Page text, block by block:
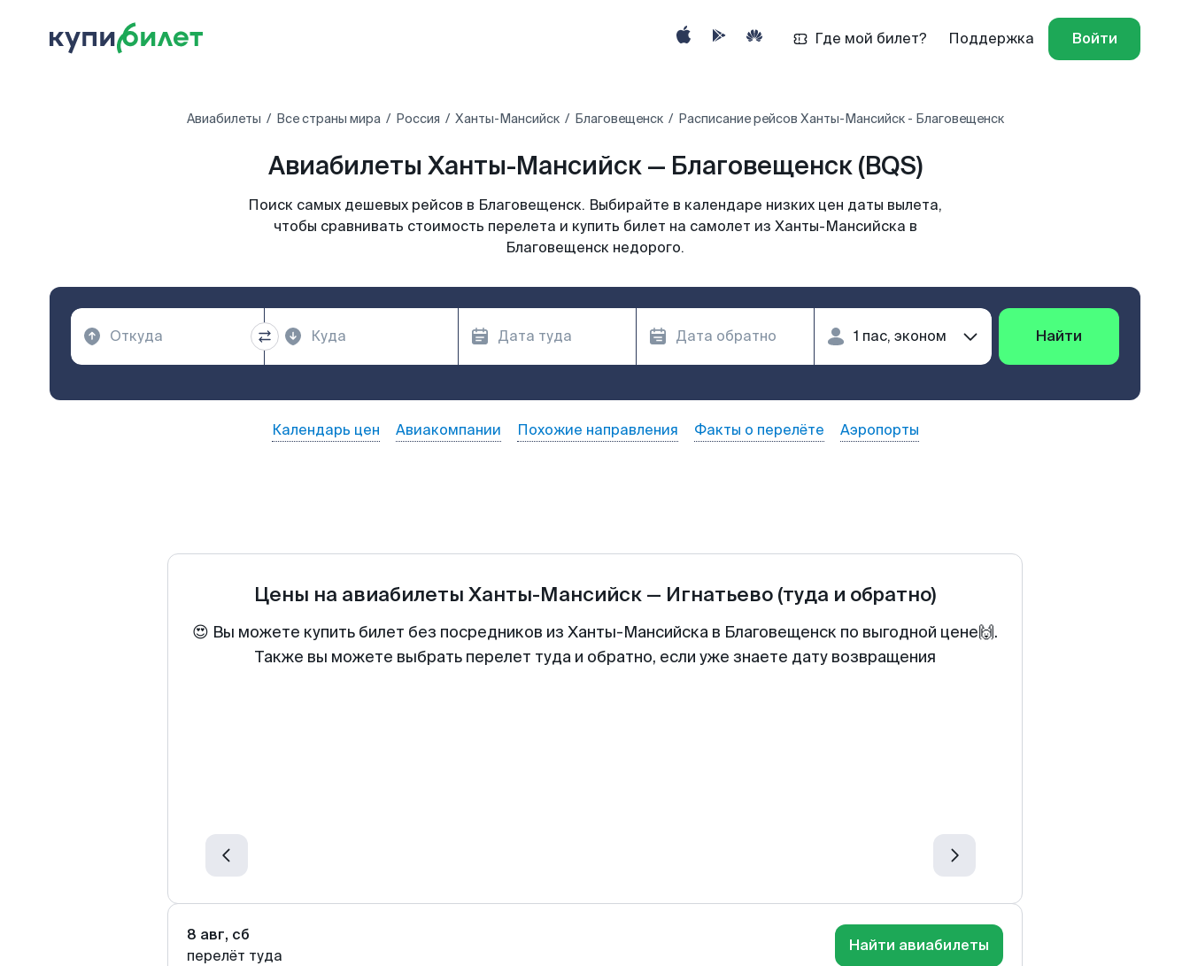
Где мой билет? Поддержка Войти
Авиабилеты Все страны мира Россия Ханты-Мансийск Благовещенск Расписание рейсов Ханты-Мансийск - Благовещенск
Авиабилеты Ханты-Мансийск — Благовещенск (BQS)
Поиск самых дешевых рейсов в Благовещенск. Выбирайте в календаре низких цен даты вылета,
чтобы сравнивать стоимость перелета и купить билет на самолет из Ханты-Мансийска в
Благовещенск недорого.
Найти
Календарь цен Авиакомпании Похожие направления Факты о перелёте Аэропорты
Цены на авиабилеты Ханты-Мансийск — Игнатьево (туда и обратно)
😍 Вы можете купить билет без посредников из Ханты-Мансийска в Благовещенск по выгодной цене🙌.
Также вы можете выбрать перелет туда и обратно, если уже знаете дату возвращения
8 авг, сб
перелёт туда
Найти авиабилеты